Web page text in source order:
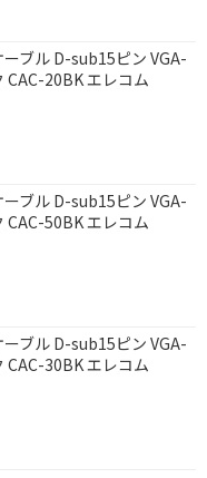
ブル D-sub15ピン VGA-
CAC-20BK エレコム
ブル D-sub15ピン VGA-
CAC-50BK エレコム
ブル D-sub15ピン VGA-
CAC-30BK エレコム